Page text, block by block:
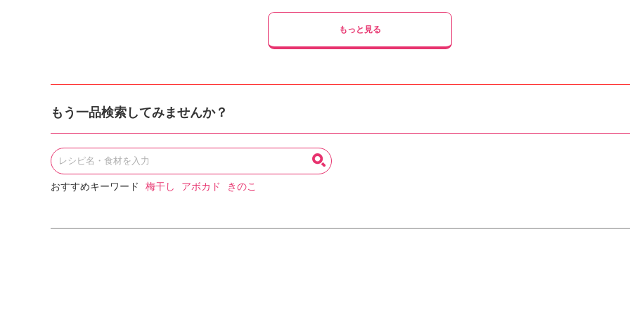
もっと見る
もう一品検索してみませんか？
おすすめキーワード 梅干し アボカド きのこ